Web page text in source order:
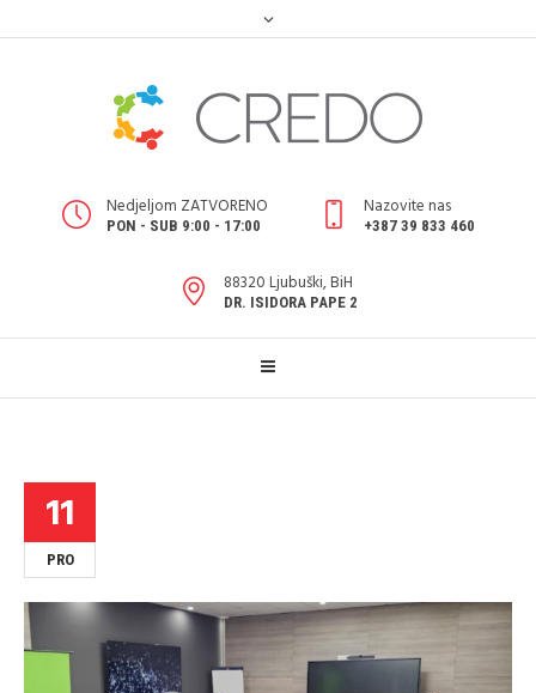
Nedjeljom ZATVORENO
PON - SUB 9:00 - 17:00
Nazovite nas
+387 39 833 460
88320 Ljubuški, BiH
DR. ISIDORA PAPE 2
11
PRO